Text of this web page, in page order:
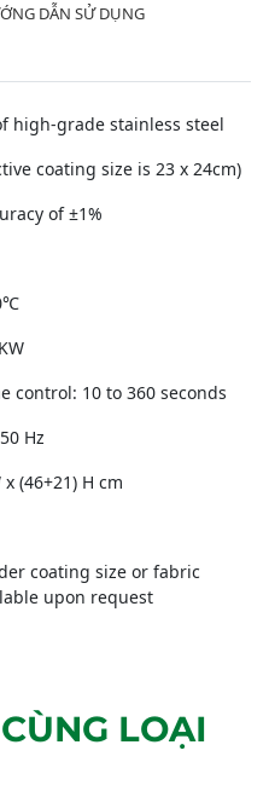
DẪN SỬ DỤNG
high-grade stainless steel
coating size is 23 x 24cm)
of ±1%
10 to 360 seconds
Hz
(46+21) H cm
coating size or fabric
upon request
LOẠI